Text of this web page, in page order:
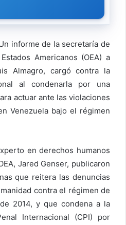
informe de la secretaría de
Americanos (OEA) a
Almagro, cargó contra la
al condenarla por una
actuar ante las violaciones
Venezuela bajo el régimen
en derechos humanos
Jared Genser, publicaron
que reitera las denuncias
contra el régimen de
2014, y que condena a la
Internacional (CPI) por